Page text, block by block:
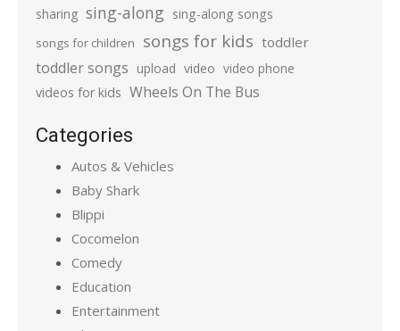
sharing sing-along sing-along songs
songs for children songs for kids toddler
toddler songs upload video video phone
videos for kids Wheels On The Bus
Categories
Autos & Vehicles
Baby Shark
Blippi
Cocomelon
Comedy
Education
Entertainment